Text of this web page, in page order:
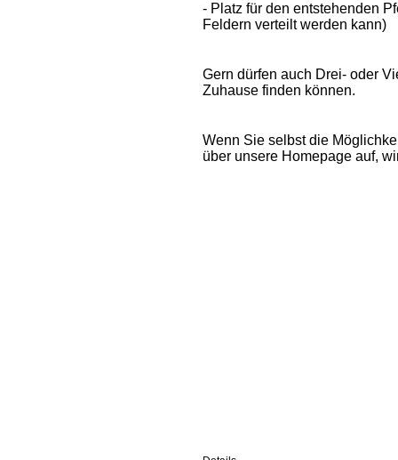
- Platz für den entstehenden
Feldern verteilt werden kann)
Gern dürfen auch Drei- oder
Zuhause finden können.
Wenn Sie selbst die
über unsere Homepage auf,